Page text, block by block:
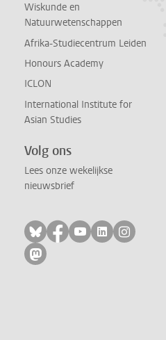
Wiskunde en
Natuurwetenschappen
Afrika-Studiecentrum Leiden
Honours Academy
ICLON
International Institute for
Asian Studies
Volg ons
Lees onze wekelijkse
nieuwsbrief
Volg ons op bluesky
Volg ons op
Volg ons op
Volg ons
Volg
Volg ons op mastodon